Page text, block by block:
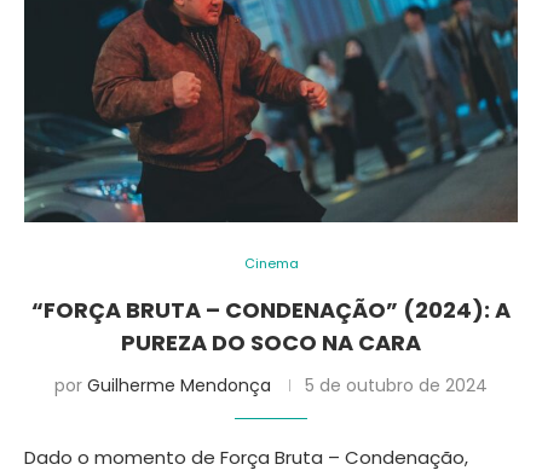
Cinema
“FORÇA BRUTA – CONDENAÇÃO” (2024): A
PUREZA DO SOCO NA CARA
por Guilherme Mendonça 5 de outubro de 2024
Dado o momento de Força Bruta – Condenação,